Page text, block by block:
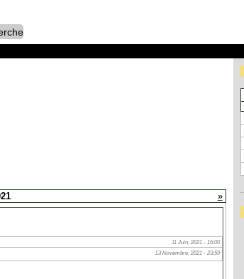
»
11 Juin, 2021 - 16:00
13 Novembre, 2021 - 23:59